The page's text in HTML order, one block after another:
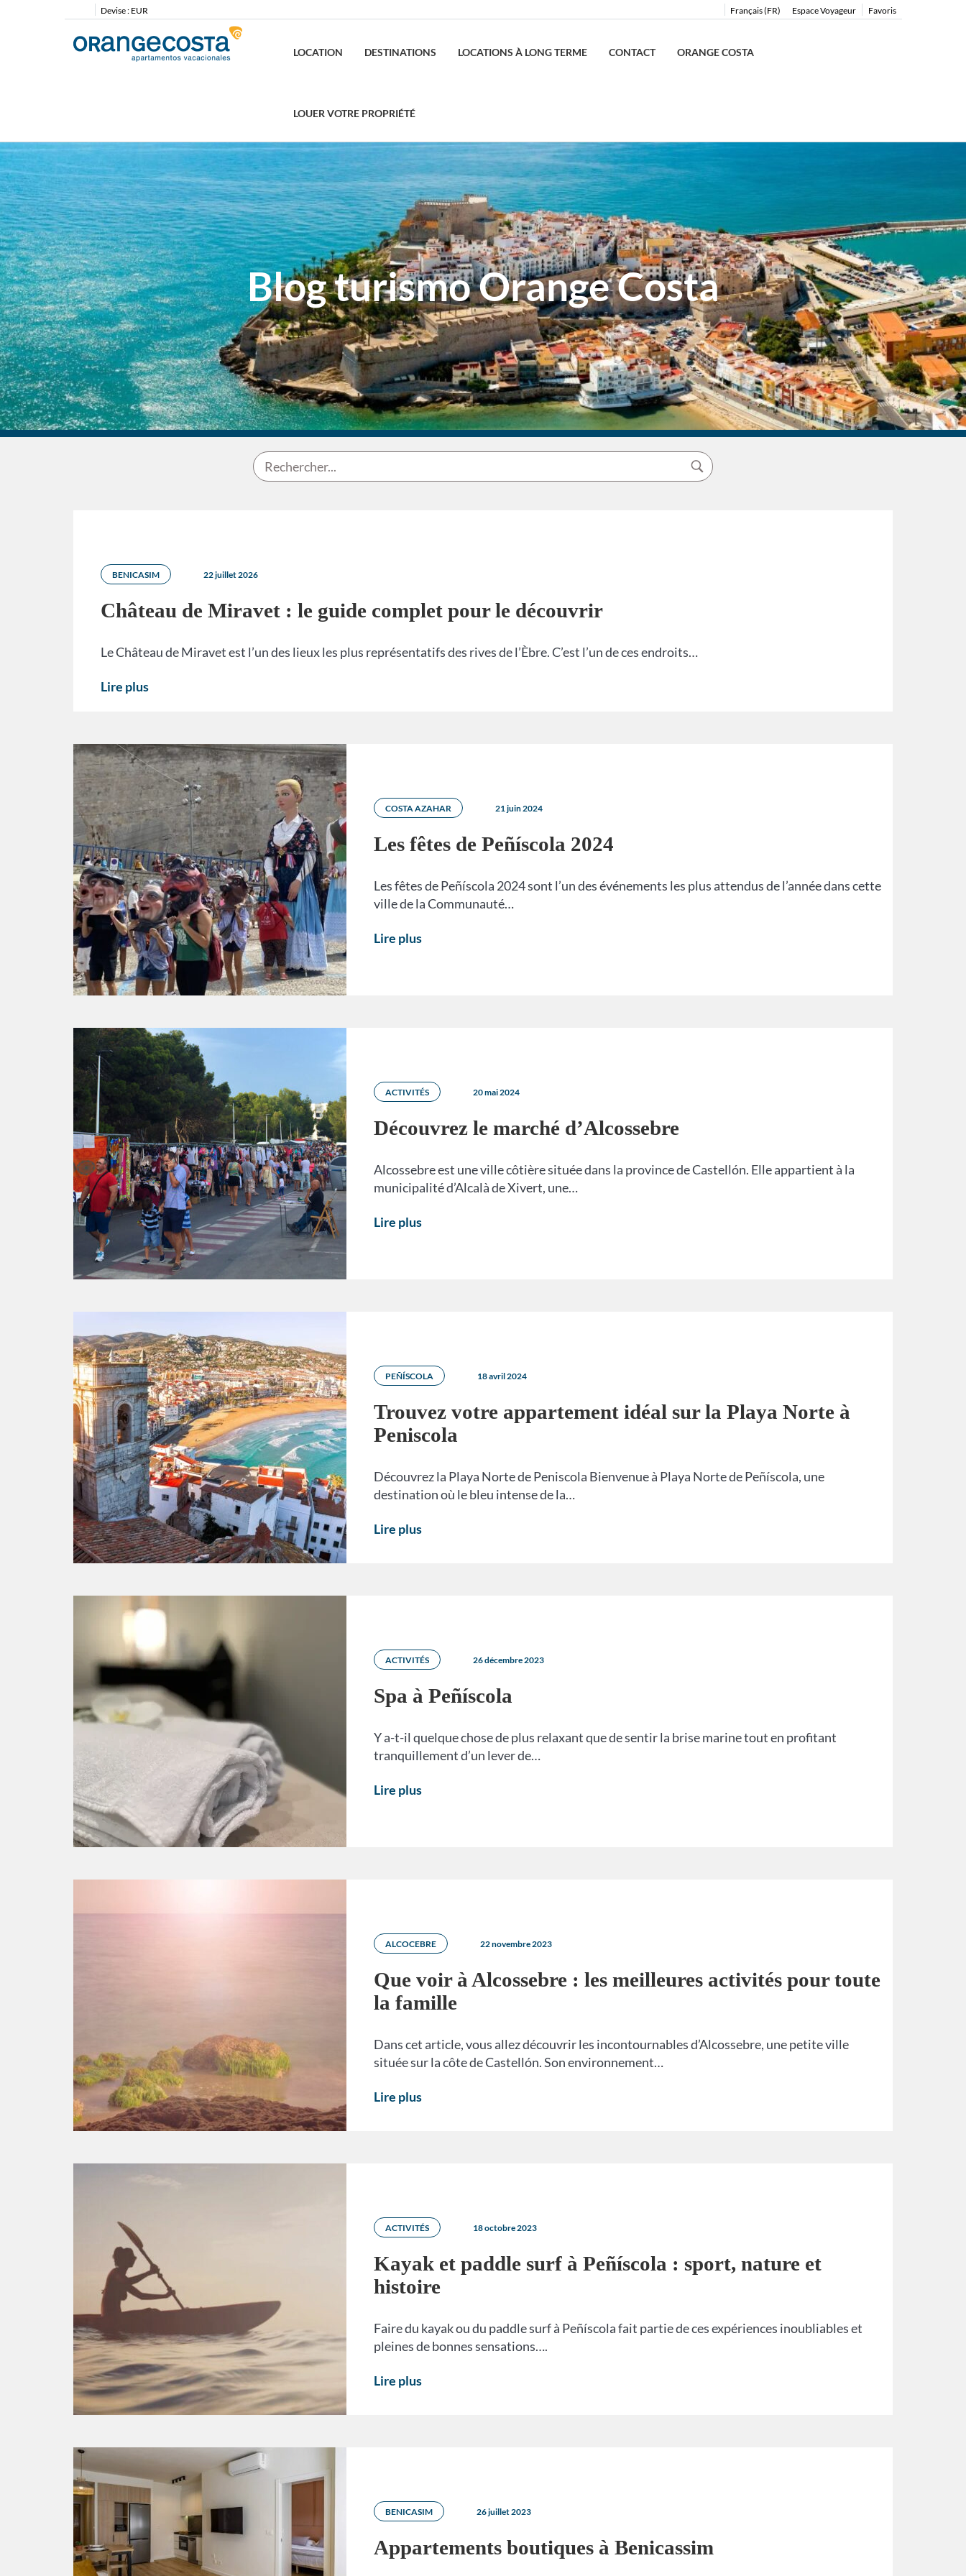
Devise : EUR Favoris
Espace Voyageur
Français (FR)
LOCATION DESTINATIONS LOCATIONS À LONG TERME CONTACT ORANGE COSTA
LOUER VOTRE PROPRIÉTÉ
Blog turismo Orange Costa
BENICASIM 22 juillet 2026
Château de Miravet : le guide complet pour le découvrir
Le Château de Miravet est l’un des lieux les plus représentatifs des rives de l’Èbre. C’est l’un de ces endroits…
Lire plus
COSTA AZAHAR 21 juin 2024
Les fêtes de Peñíscola 2024
Les fêtes de Peñíscola 2024 sont l’un des événements les plus attendus de l’année dans cette
ville de la Communauté…
Lire plus
ACTIVITÉS 20 mai 2024
Découvrez le marché d’Alcossebre
Alcossebre est une ville côtière située dans la province de Castellón. Elle appartient à la
municipalité d’Alcalà de Xivert, une…
Lire plus
PEÑÍSCOLA 18 avril 2024
Trouvez votre appartement idéal sur la Playa Norte à
Peniscola
Découvrez la Playa Norte de Peniscola Bienvenue à Playa Norte de Peñíscola, une
destination où le bleu intense de la…
Lire plus
ACTIVITÉS 26 décembre 2023
Spa à Peñíscola
Y a-t-il quelque chose de plus relaxant que de sentir la brise marine tout en profitant
tranquillement d’un lever de…
Lire plus
ALCOCEBRE 22 novembre 2023
Que voir à Alcossebre : les meilleures activités pour toute
la famille
Dans cet article, vous allez découvrir les incontournables d’Alcossebre, une petite ville
située sur la côte de Castellón. Son environnement…
Lire plus
ACTIVITÉS 18 octobre 2023
Kayak et paddle surf à Peñíscola : sport, nature et
histoire
Faire du kayak ou du paddle surf à Peñíscola fait partie de ces expériences inoubliables et
pleines de bonnes sensations….
Lire plus
BENICASIM 26 juillet 2023
Appartements boutiques à Benicassim